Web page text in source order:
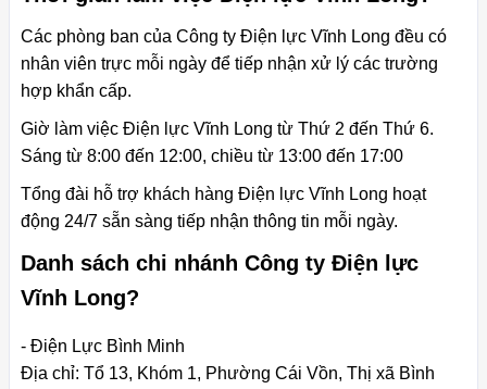
Các phòng ban của Công ty Điện lực Vĩnh Long đều có
nhân viên trực mỗi ngày để tiếp nhận xử lý các trường
hợp khẩn cấp.
Giờ làm việc Điện lực Vĩnh Long từ Thứ 2 đến Thứ 6.
Sáng từ 8:00 đến 12:00, chiều từ 13:00 đến 17:00
Tổng đài hỗ trợ khách hàng Điện lực Vĩnh Long hoạt
động 24/7 sẵn sàng tiếp nhận thông tin mỗi ngày.
Danh sách chi nhánh Công ty Điện lực
Vĩnh Long?
- Điện Lực Bình Minh
Địa chỉ: Tổ 13, Khóm 1, Phường Cái Vồn, Thị xã Bình